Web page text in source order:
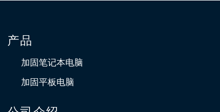
产品
加固笔记本电脑
加固平板电脑